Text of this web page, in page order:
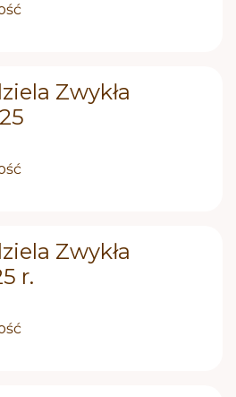
Zwykła
Zwykła
r.